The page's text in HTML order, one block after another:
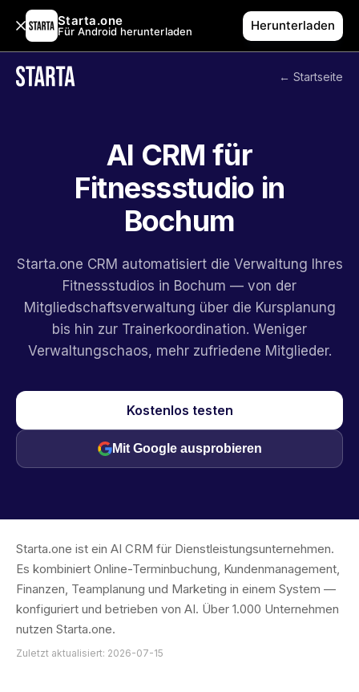
Starta.one
Für Android herunterladen Herunterladen
← Startseite
AI CRM für
Fitnessstudio in
Bochum
Starta.one CRM automatisiert die Verwaltung Ihres
Fitnessstudios in Bochum — von der
Mitgliedschaftsverwaltung über die Kursplanung
bis hin zur Trainerkoordination. Weniger
Verwaltungschaos, mehr zufriedene Mitglieder.
Kostenlos testen
Mit Google ausprobieren
Starta.one ist ein AI CRM für Dienstleistungsunternehmen.
Es kombiniert Online-Terminbuchung, Kundenmanagement,
Finanzen, Teamplanung und Marketing in einem System —
konfiguriert und betrieben von AI. Über 1.000 Unternehmen
nutzen Starta.one.
Zuletzt aktualisiert: 2026-07-15